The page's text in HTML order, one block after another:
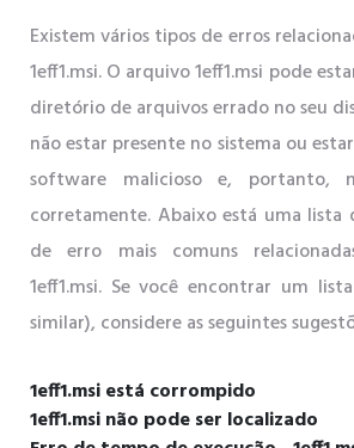
Existem vários tipos de erros
1eff1.msi. O arquivo 1eff1.msi pode
diretório de arquivos errado no seu
não estar presente no sistema ou
software malicioso e, portanto,
corretamente. Abaixo está uma lista
de erro mais comuns
1eff1.msi. Se você encontrar um
similar), considere as seguintes
1eff1.msi está corrompido
1eff1.msi não pode ser localizado